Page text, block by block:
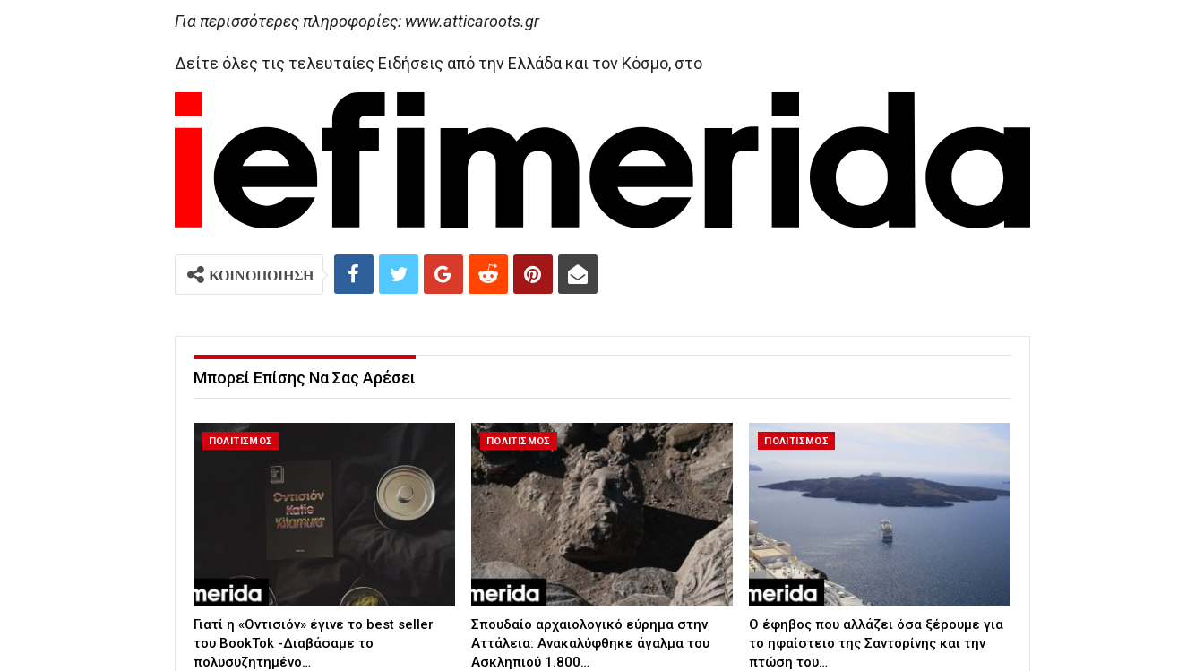
Για περισσότερες πληροφορίες: www.atticaroots.gr
Δείτε όλες τις τελευταίες Ειδήσεις από την Ελλάδα και τον Κόσμο, στο
ΚΟΙΝΟΠΟΙΗΣΗ
Μπορεί Επίσης Να Σας Αρέσει
ΠΟΛΙΤΙΣΜΟΣ
Γιατί η «Οντισιόν» έγινε το best seller
του BookTok -Διαβάσαμε το
πολυσυζητημένο…
ΠΟΛΙΤΙΣΜΟΣ
Σπουδαίο αρχαιολογικό εύρημα στην
Αττάλεια: Ανακαλύφθηκε άγαλμα του
Ασκληπιού 1.800…
ΠΟΛΙΤΙΣΜΟΣ
Ο έφηβος που αλλάζει όσα ξέρουμε για
το ηφαίστειο της Σαντορίνης και την
πτώση του…